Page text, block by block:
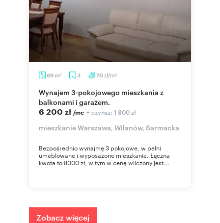
89 m2 3 70zł/m2
Wynajem 3-pokojowego mieszkania z
balkonami i garażem.
6 200 zł /mc + czynsz: 1 800 zł
mieszkanie Warszawa, Wilanów, Sarmacka
Bezpośrednio wynajmę 3 pokojowe, w pełni
umeblowane i wyposażone mieszkanie. Łączna
kwota to 8000 zł, w tym w cenę wliczony jest...
Zobacz więcej